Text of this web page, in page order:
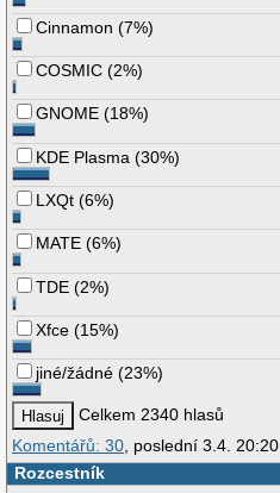
Cinnamon (7%)
COSMIC (2%)
GNOME (18%)
KDE Plasma (30%)
LXQt (6%)
MATE (6%)
TDE (2%)
Xfce (15%)
jiné/žádné (23%)
Celkem 2340 hlasů
Komentářů: 30 , poslední 3.4. 20:20
Rozcestník